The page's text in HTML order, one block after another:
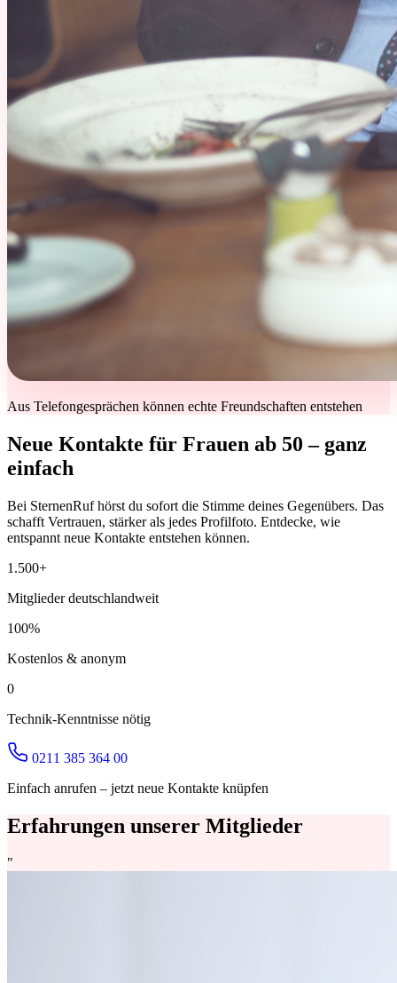
Aus Telefongesprächen können echte Freundschaften entstehen
Neue Kontakte für Frauen ab 50 – ganz
einfach
Bei SternenRuf hörst du sofort die Stimme deines Gegenübers. Das
schafft Vertrauen, stärker als jedes Profilfoto. Entdecke, wie
entspannt neue Kontakte entstehen können.
1.500+
Mitglieder deutschlandweit
100%
Kostenlos & anonym
0
Technik-Kenntnisse nötig
0211 385 364 00
Einfach anrufen – jetzt neue Kontakte knüpfen
Erfahrungen unserer Mitglieder
"